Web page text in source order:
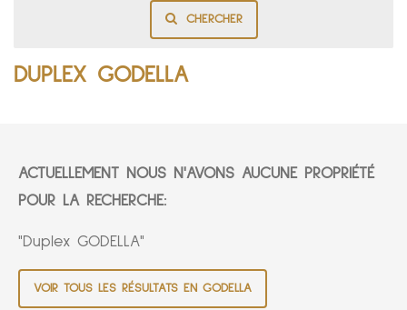
CHERCHER
DUPLEX GODELLA
ACTUELLEMENT NOUS N'AVONS AUCUNE PROPRIÉTÉ
POUR LA RECHERCHE:
"Duplex GODELLA"
VOIR TOUS LES RÉSULTATS EN GODELLA